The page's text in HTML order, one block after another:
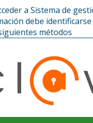
a Sistema de
debe
métodos